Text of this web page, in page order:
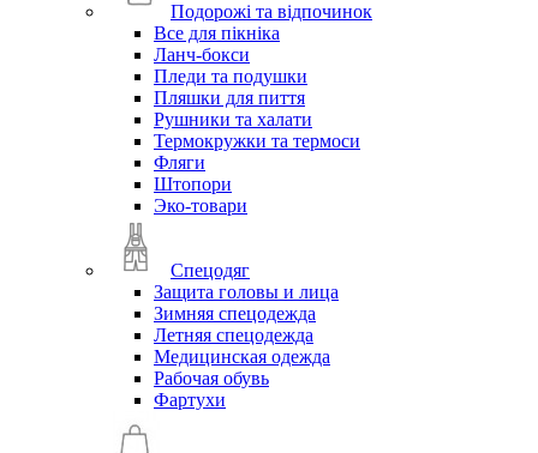
Подорожі та відпочинок
Все для пікніка
Ланч-бокси
Пледи та подушки
Пляшки для пиття
Рушники та халати
Термокружки та термоси
Фляги
Штопори
Эко-товари
Спецодяг
Защита головы и лица
Зимняя спецодежда
Летняя спецодежда
Медицинская одежда
Рабочая обувь
Фартухи